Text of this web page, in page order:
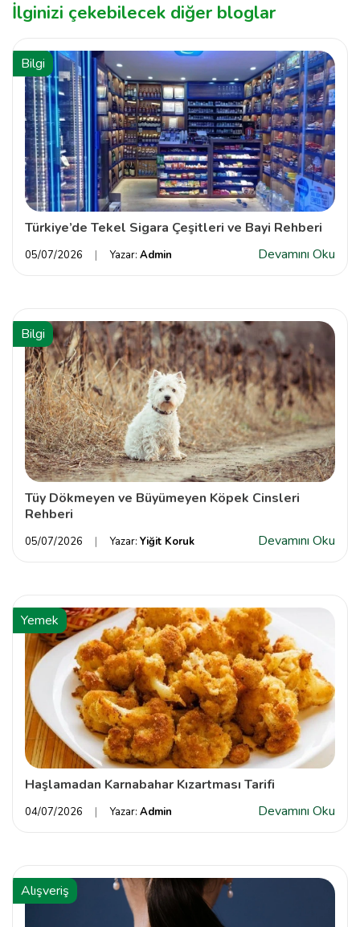
İlginizi çekebilecek diğer bloglar
Bilgi
Türkiye’de Tekel Sigara Çeşitleri ve Bayi Rehberi
05/07/2026 Yazar: Admin Devamını Oku
Bilgi
Tüy Dökmeyen ve Büyümeyen Köpek Cinsleri
Rehberi
05/07/2026 Yazar: Yiğit Koruk Devamını Oku
Yemek
Haşlamadan Karnabahar Kızartması Tarifi
04/07/2026 Yazar: Admin Devamını Oku
Alışveriş